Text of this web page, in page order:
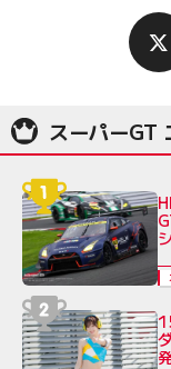
スーパーGT